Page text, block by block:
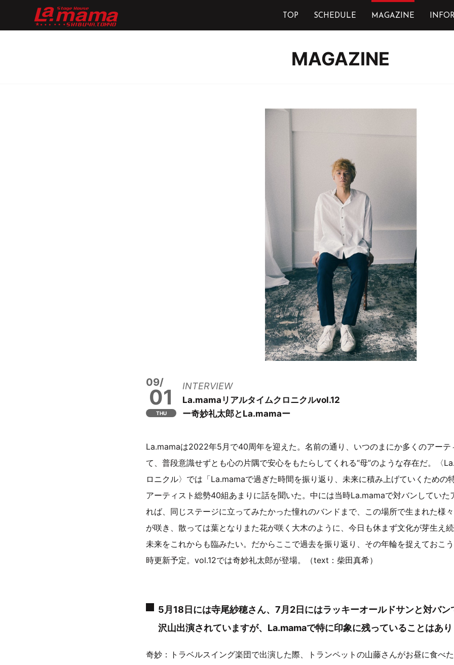
TOP SCHEDULE MAGAZINE
MAGAZINE
09/
01
THU
INTERVIEW
La.mamaリアルタイムクロニクルvol.12
ー奇妙礼太郎とLa.mamaー
La.mamaは2022年5月で40周年を迎えた。名前の通り、いつのまにか多くのアーテ
て、普段意識せずとも心の片隅で安心をもたらしてくれる“母”のような存在だ。〈
ロニクル〉では「La.mamaで過ぎた時間を振り返り、未来に積み上げていくための
アーティスト総勢40組あまりに話を聞いた。中には当時La.mamaで対バンしていた
れば、同じステージに立ってみたかった憧れのバンドまで、この場所で生まれた様
が咲き、散っては葉となりまた花が咲く大木のように、今日も休まず文化が芽生え
未来をこれからも臨みたい。だからここで過去を振り返り、その年輪を捉えておこ
時更新予定。vol.12では奇妙礼太郎が登場。（text：柴田真希）
5月18日には寺尾紗穂さん、7月2日にはラッキーオールドサンと対バン
沢山出演されていますが、La.mamaで特に印象に残っていることはあり
奇妙：トラベルスイング楽団で出演した際、トランペットの山藤さんがお昼に食べ